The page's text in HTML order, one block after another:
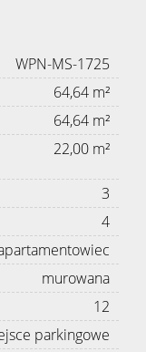
WPN-MS-1725
64,64 m²
64,64 m²
22,00 m²
3
4
murowana
12
parkingowe